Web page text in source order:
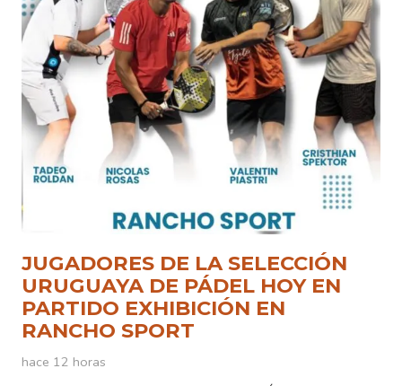
JUGADORES DE LA SELECCIÓN
URUGUAYA DE PÁDEL HOY EN
PARTIDO EXHIBICIÓN EN
RANCHO SPORT
hace 12 horas